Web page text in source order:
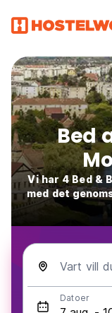
Bed
Vi har 4 Bed &
med det
Vart vill
Datoer